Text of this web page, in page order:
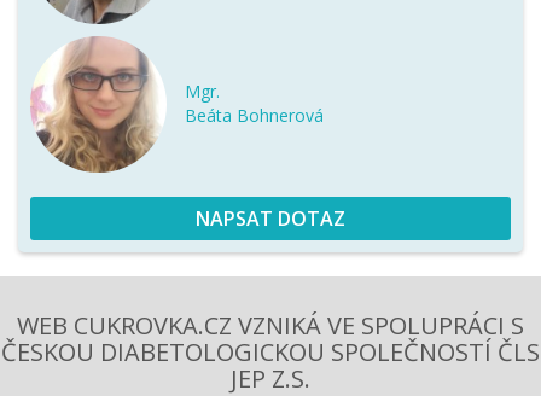
Mgr.
Beáta Bohnerová
NAPSAT DOTAZ
WEB CUKROVKA.CZ VZNIKÁ VE SPOLUPRÁCI S
ČESKOU DIABETOLOGICKOU SPOLEČNOSTÍ ČLS
JEP Z.S.